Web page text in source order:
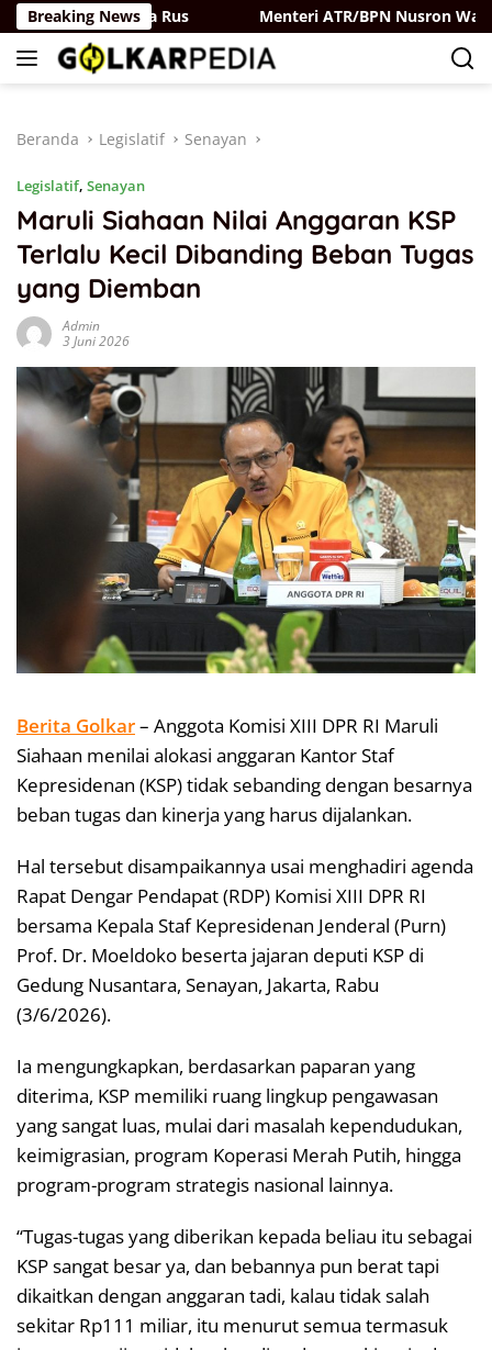
Langsung
ke
konten
Breaking News
Belaya Rus Menteri ATR/BPN Nusron Wahid
Beranda Legislatif Senayan
Legislatif, Senayan
Maruli Siahaan Nilai Anggaran KSP
Terlalu Kecil Dibanding Beban Tugas
yang Diemban
Admin
3 Juni 2026
Berita Golkar– Anggota Komisi XIII DPR RI Maruli
Siahaan menilai alokasi anggaran Kantor Staf
Kepresidenan (KSP) tidak sebanding dengan besarnya
beban tugas dan kinerja yang harus dijalankan.
Hal tersebut disampaikannya usai menghadiri agenda
Rapat Dengar Pendapat (RDP) Komisi XIII DPR RI
bersama Kepala Staf Kepresidenan Jenderal (Purn)
Prof. Dr. Moeldoko beserta jajaran deputi KSP di
Gedung Nusantara, Senayan, Jakarta, Rabu
(3/6/2026).
Ia mengungkapkan, berdasarkan paparan yang
diterima, KSP memiliki ruang lingkup pengawasan
yang sangat luas, mulai dari masalah kependudukan,
keimigrasian, program Koperasi Merah Putih, hingga
program-program strategis nasional lainnya.
“Tugas-tugas yang diberikan kepada beliau itu sebagai
KSP sangat besar ya, dan bebannya pun berat tapi
dikaitkan dengan anggaran tadi, kalau tidak salah
sekitar Rp111 miliar, itu menurut semua termasuk